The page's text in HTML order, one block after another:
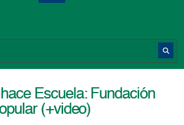
Escuela: Fundación
(+video)